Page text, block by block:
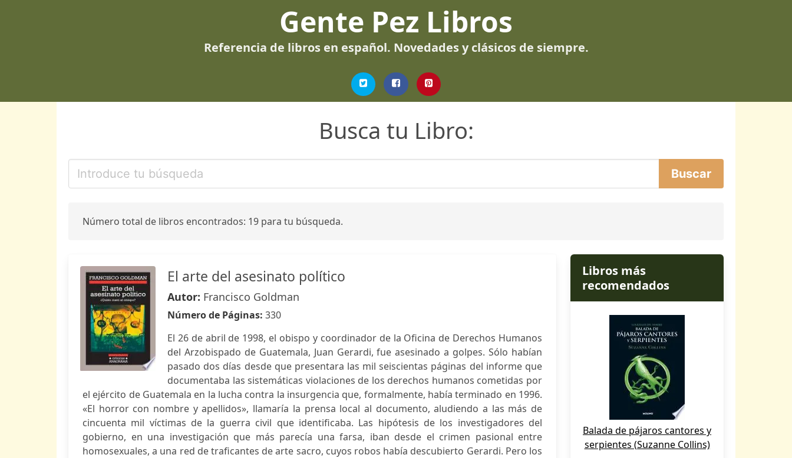
Gente Pez Libros
Referencia de libros en español. Novedades y clásicos de siempre.
Busca tu Libro:
Número total de libros encontrados: 19 para tu búsqueda.
El arte del asesinato político
Autor: Francisco Goldman
Número de Páginas: 330
El 26 de abril de 1998, el obispo y coordinador de la Oficina de Derechos Humanos
del Arzobispado de Guatemala, Juan Gerardi, fue asesinado a golpes. Sólo habían
pasado dos días desde que presentara las mil seiscientas páginas del informe que
documentaba las sistemáticas violaciones de los derechos humanos cometidas por
el ejército de Guatemala en la lucha contra la insurgencia que, formalmente, había terminado en 1996.
«El horror con nombre y apellidos», llamaría la prensa local al documento, aludiendo a las más de
cincuenta mil víctimas de la guerra civil que identificaba. Las hipótesis de los investigadores del
gobierno, en una investigación que más parecía una farsa, iban desde el crimen pasional entre
homosexuales, a una red de traficantes de arte sacro, cuyos robos había descubierto Gerardi. Pero los
Libros más
recomendados
Balada de pájaros cantores y
serpientes (Suzanne Collins)